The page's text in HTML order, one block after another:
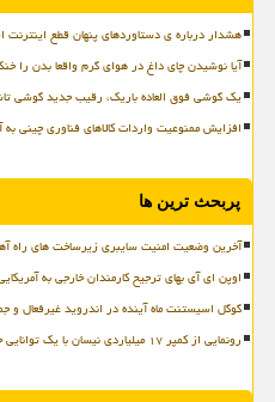
هشدار درباره ی دستاوردهای پنهان قطع
آیا نوشیدن چای داغ در هوای گرم واقعا بدن را
یک گوشی فوق العاده باریک، رقیب جدید گوشی
افزایش ممنوعیت واردات کالاهای فناوری چینی به
پربحث ترین ها
آخرین وضعیت امنیت سایبری زیرساخت های راه
اوپن ای آی بهای ترجیح کارمندان خارجی به
گوگل اسیستنت ماه آینده در اندروید غیرفعال و
رونمایی از کمپر ۱۷ میلیاردی نیسان با یک توانایی جذاب